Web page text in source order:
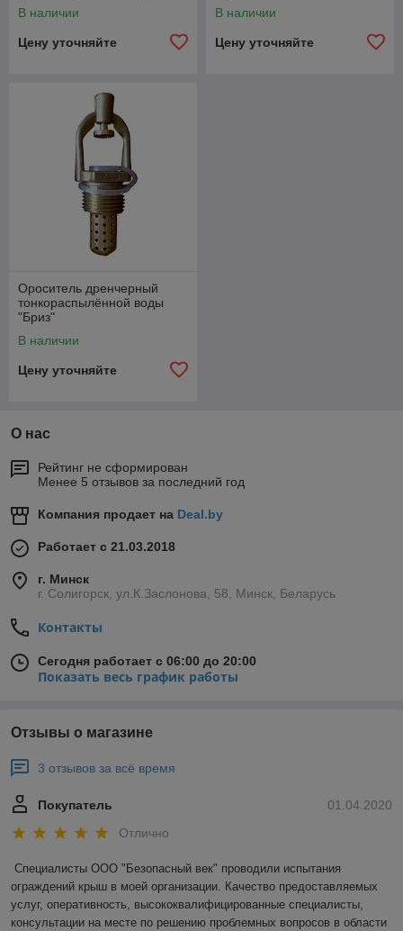
ширины "ЗВН"
В наличии
Цену уточняйте
В наличии
Цену уточняйте
Ороситель дренчерный
тонкораспылённой воды
"Бриз"
В наличии
Цену уточняйте
О нас
Рейтинг не сформирован
Менее 5 отзывов за последний год
Компания продает на Deal.by
Работает с 21.03.2018
г. Минск
г. Солигорск, ул.К.Заслонова, 58, Минск, Беларусь
Контакты
Сегодня работает с 06:00 до 20:00
Показать весь график работы
Отзывы о магазине
3 отзывов за всё время
01.04.2020
Покупатель
Отлично
Специалисты ООО "Безопасный век" проводили испытания
ограждений крыш в моей организации. Качество предоставляемых
услуг, оперативность, высококвалифицированные специалисты,
консультации на месте по решению проблемных вопросов в области